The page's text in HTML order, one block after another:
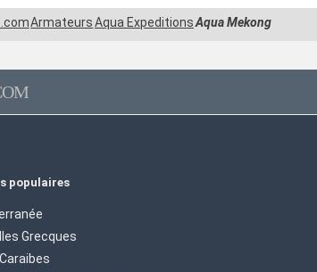
ArmateursAqua ExpeditionsAqua Mekong
populaires
Grecques